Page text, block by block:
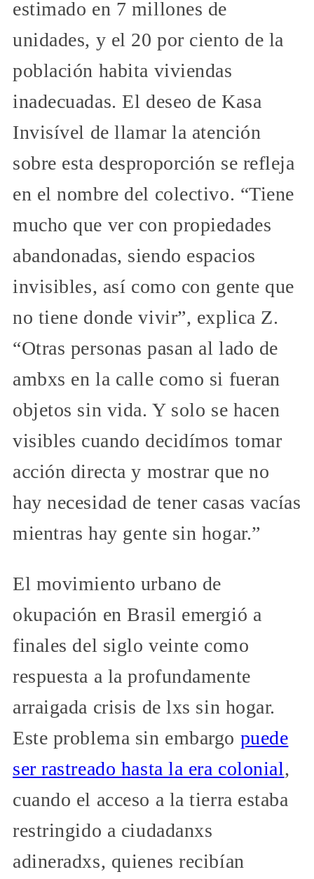
estimado en 7 millones de
unidades, y el 20 por ciento de la
población habita viviendas
inadecuadas. El deseo de Kasa
Invisível de llamar la atención
sobre esta desproporción se refleja
en el nombre del colectivo. “Tiene
mucho que ver con propiedades
abandonadas, siendo espacios
invisibles, así como con gente que
no tiene donde vivir”, explica Z.
“Otras personas pasan al lado de
ambxs en la calle como si fueran
objetos sin vida. Y solo se hacen
visibles cuando decidímos tomar
acción directa y mostrar que no
hay necesidad de tener casas vacías
mientras hay gente sin hogar.”
El movimiento urbano de
okupación en Brasil emergió a
finales del siglo veinte como
respuesta a la profundamente
arraigada crisis de lxs sin hogar.
Este problema sin embargo puede
ser rastreado hasta la era colonial,
cuando el acceso a la tierra estaba
restringido a ciudadanxs
adineradxs, quienes recibían